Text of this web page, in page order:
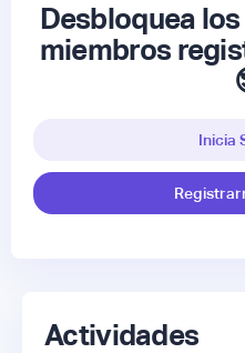
Desbloquea
miembros
Inicia
Actividades